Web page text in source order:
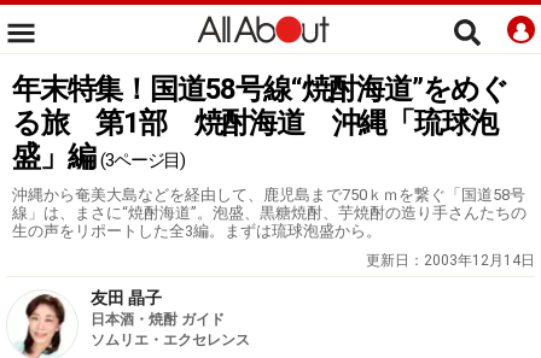
年末特集！国道58号線“焼酎海道”をめぐ
る旅 第1部 焼酎海道 沖縄「琉球泡
盛」編 (3ページ目)
沖縄から奄美大島などを経由して、鹿児島まで750ｋｍを繋ぐ「国道58号
線」は、まさに“焼酎海道”。泡盛、黒糖焼酎、芋焼酎の造り手さんたちの
生の声をリポートした全3編。まずは琉球泡盛から。
更新日： 2003年12月14日
友田 晶子
日本酒・焼酎 ガイド
ソムリエ・エクセレンス